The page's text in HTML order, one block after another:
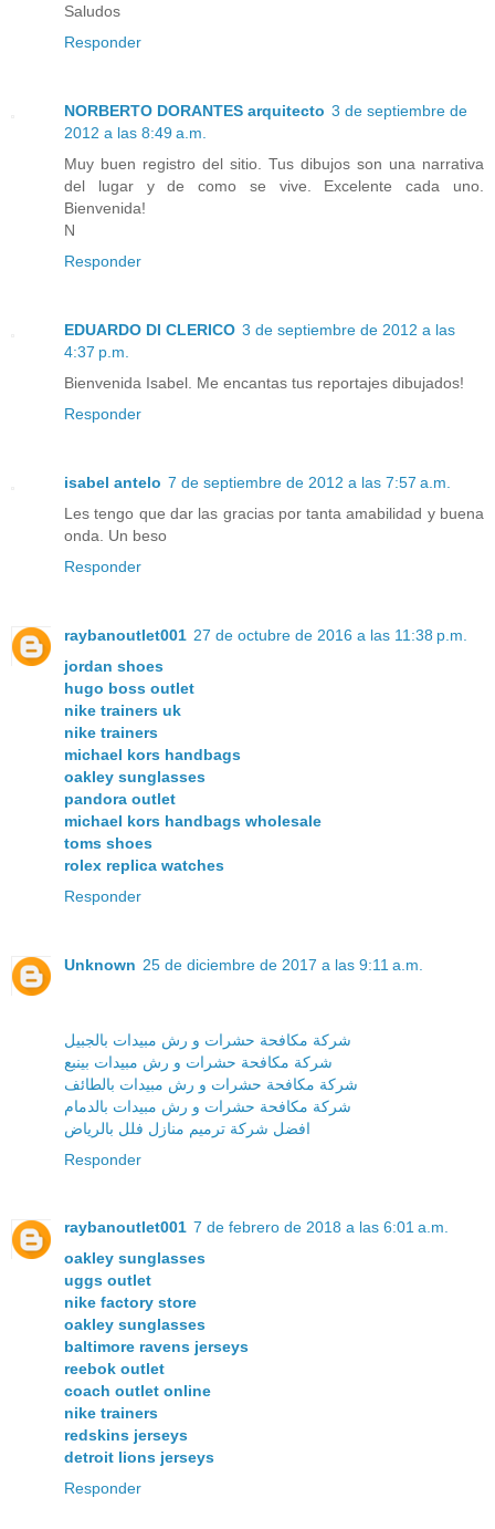
Saludos
Responder
NORBERTO DORANTES arquitecto 3 de septiembre de
2012 a las 8:49 a.m.
Muy buen registro del sitio. Tus dibujos son una narrativa
del lugar y de como se vive. Excelente cada uno.
Bienvenida!
N
Responder
EDUARDO DI CLERICO 3 de septiembre de 2012 a las
4:37 p.m.
Bienvenida Isabel. Me encantas tus reportajes dibujados!
Responder
isabel antelo 7 de septiembre de 2012 a las 7:57 a.m.
Les tengo que dar las gracias por tanta amabilidad y buena
onda. Un beso
Responder
raybanoutlet001 27 de octubre de 2016 a las 11:38 p.m.
jordan shoes
hugo boss outlet
nike trainers uk
nike trainers
michael kors handbags
oakley sunglasses
pandora outlet
michael kors handbags wholesale
toms shoes
rolex replica watches
Responder
Unknown 25 de diciembre de 2017 a las 9:11 a.m.
شركة مكافحة حشرات و رش مبيدات بالجبيل
شركة مكافحة حشرات و رش مبيدات بينبع
شركة مكافحة حشرات و رش مبيدات بالطائف
شركة مكافحة حشرات و رش مبيدات بالدمام
افضل شركة ترميم منازل فلل بالرياض
Responder
raybanoutlet001 7 de febrero de 2018 a las 6:01 a.m.
oakley sunglasses
uggs outlet
nike factory store
oakley sunglasses
baltimore ravens jerseys
reebok outlet
coach outlet online
nike trainers
redskins jerseys
detroit lions jerseys
Responder